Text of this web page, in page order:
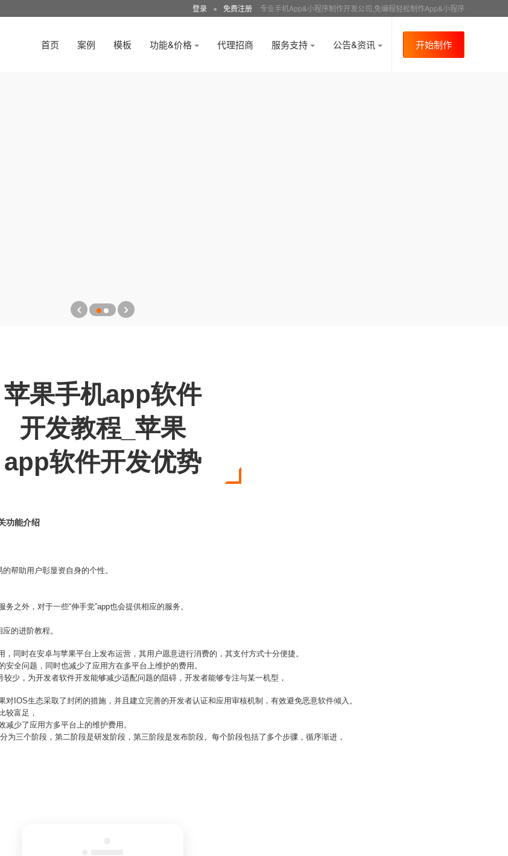
登录 ● 免费注册 专业手机App&小程序制作开发公司,免编程轻松制作App&小程序
首页 案例 模板 功能&价格 代理招商 服务支持 公告&资讯 开始制作
苹果手机app软件
开发教程_苹果
app软件开发优势
功能介绍
帮助用户彰显资自身的个性。
之外，对于一些“伸手党”app也会提供相应的服务。
的进阶教程。
同时在安卓与苹果平台上发布运营，其用户愿意进行消费的，其支付方式十分便捷。
全问题，同时也减少了应用方在多平台上维护的费用。
少，为开发者软件开发能够减少适配问题的阻碍，开发者能够专注与某一机型，
IOS生态采取了封闭的措施，并且建立完善的开发者认证和应用审核机制，有效避免恶意软件倾入。
较富足，
少了应用方多平台上的维护费用。
为三个阶段，第二阶段是研发阶段，第三阶段是发布阶段。每个阶段包括了多个步骤，循序渐进，